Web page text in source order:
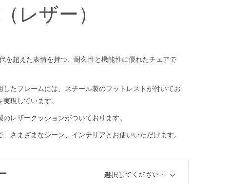
レザー）
を超えた表情を持つ、耐久性と機能性に優れたチェアで
したフレームには、スチール製のフットレストが付いてお
現しています。
レザークッションがついております。
、さまざまなシーン、インテリアとお使いいただけます。
選択してください…